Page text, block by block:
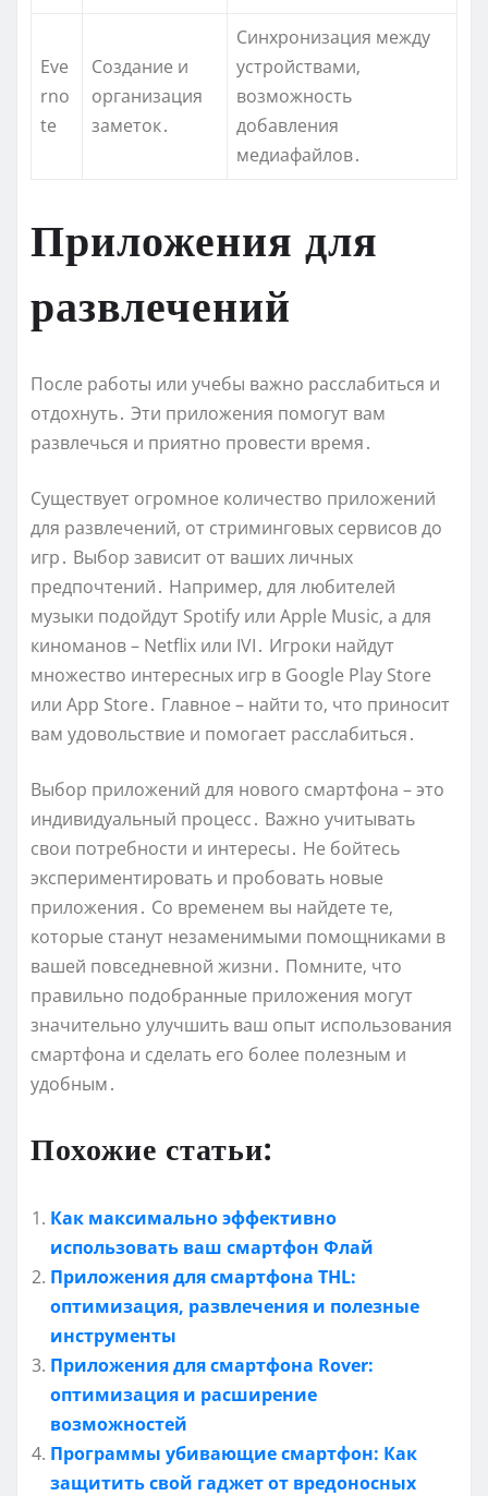
Eve
rno
te
Создание и
организация
заметок․
Синхронизация между
устройствами‚
возможность
добавления
медиафайлов․
Приложения для
развлечений
После работы или учебы важно расслабиться и
отдохнуть․ Эти приложения помогут вам
развлечься и приятно провести время․
Существует огромное количество приложений
для развлечений‚ от стриминговых сервисов до
игр․ Выбор зависит от ваших личных
предпочтений․ Например‚ для любителей
музыки подойдут Spotify или Apple Music‚ а для
киноманов – Netflix или IVI․ Игроки найдут
множество интересных игр в Google Play Store
или App Store․ Главное – найти то‚ что приносит
вам удовольствие и помогает расслабиться․
Выбор приложений для нового смартфона – это
индивидуальный процесс․ Важно учитывать
свои потребности и интересы․ Не бойтесь
экспериментировать и пробовать новые
приложения․ Со временем вы найдете те‚
которые станут незаменимыми помощниками в
вашей повседневной жизни․ Помните‚ что
правильно подобранные приложения могут
значительно улучшить ваш опыт использования
смартфона и сделать его более полезным и
удобным․
Похожие статьи:
Как максимально эффективно
использовать ваш смартфон Флай
Приложения для смартфона THL:
оптимизация‚ развлечения и полезные
инструменты
Приложения для смартфона Rover:
оптимизация и расширение
возможностей
Программы убивающие смартфон: Как
защитить свой гаджет от вредоносных